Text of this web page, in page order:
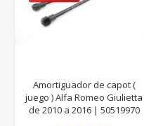
Amortiguador de capot (
juego ) Alfa Romeo Giulietta
de 2010 a 2016 | 50519970